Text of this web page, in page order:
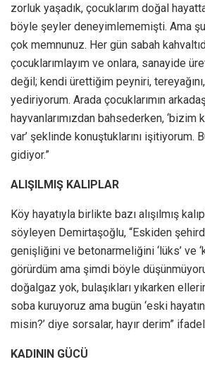
zorluk yaşadık, çocuklarım doğal
böyle şeyler deneyimlememişti. Ama şu
çok memnunuz. Her gün sabah
çocuklarımlayım ve onlara, sanayide
değil; kendi ürettiğim peyniri,
yediriyorum. Arada çocuklarımın
hayvanlarımızdan bahsederken, ‘bizim
var’ şeklinde konuştuklarını işitiyorum.
gidiyor.”
ALIŞILMIŞ KALIPLAR
Köy hayatıyla birlikte bazı alışılmış
söyleyen Demirtaşoğlu, “Eskiden
genişliğini ve betonarmeliğini ‘lüks’ ve
görürdüm ama şimdi böyle
doğalgaz yok, bulaşıkları yıkarken
soba kuruyoruz ama bugün ‘eski
misin?’ diye sorsalar, hayır derim”
KADININ GÜCÜ